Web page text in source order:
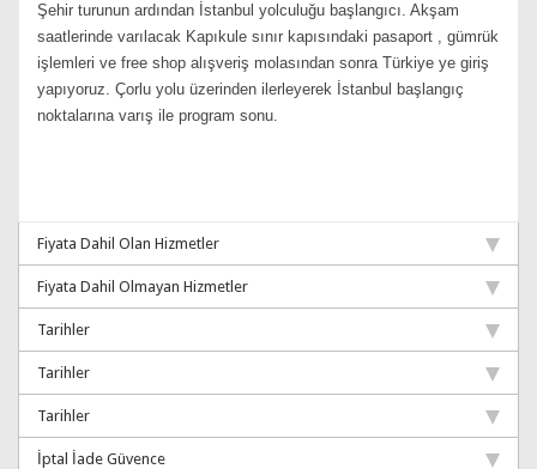
Şehir turunun ardından İstanbul yolculuğu başlangıcı. Akşam
saatlerinde varılacak Kapıkule sınır kapısındaki pasaport , gümrük
işlemleri ve free shop alışveriş molasından sonra Türkiye ye giriş
yapıyoruz. Çorlu yolu üzerinden ilerleyerek İstanbul başlangıç
noktalarına varış ile program sonu.
Fiyata Dahil Olan Hizmetler
Fiyata Dahil Olmayan Hizmetler
Tarihler
Tarihler
Tarihler
İptal İade Güvence